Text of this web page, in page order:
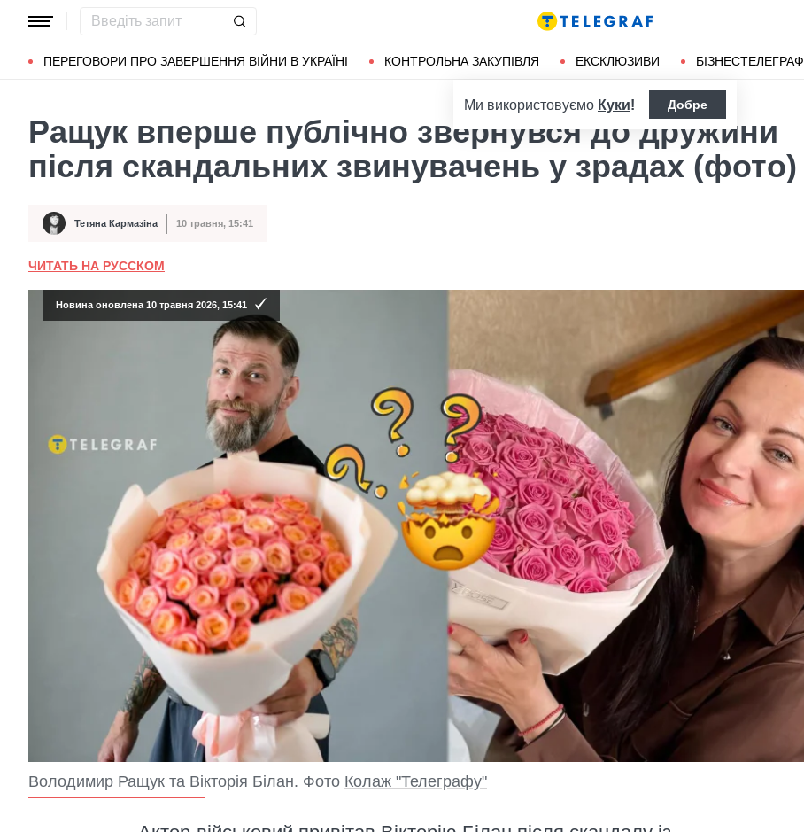
ПЕРЕГОВОРИ ПРО ЗАВЕРШЕННЯ ВІЙНИ В УКРАЇНІ КОНТРОЛЬНА ЗАКУПІВЛЯ ЕКСКЛЮЗИВИ БІЗНЕСТЕЛЕГРАФ
Популярні запити Маріуполь Донбас
Ми використовуємо Куки! Добре
Ращук вперше публічно звернувся до дружини
після скандальних звинувачень у зрадах (фото)
Автор Тетяна Кармазіна
Дата публікації 10 травня, 15:41
ЧИТАТЬ НА РУССКОМ
Новина оновлена 10 травня 2026, 15:41
Володимир Ращук та Вікторія Білан. Фото Колаж "Телеграфу"